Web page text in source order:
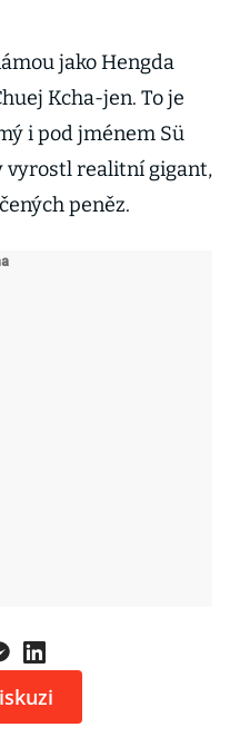
jako Hengda
Kcha-jen. To je
i pod jménem Sü
vyrostl realitní gigant,
peněz.